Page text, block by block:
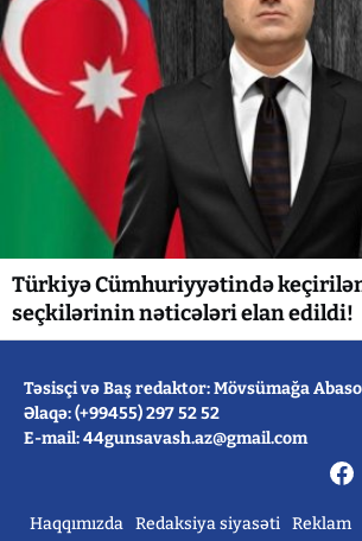
Türkiyə Cümhuriyyətində
seçkilərinin nəticələri elan edildi!
Təsisçi və Baş redaktor: Mövsümağa
Əlaqə: (+99455) 297 52 52
E-mail: 44gunsavash.az@gmail.com
Haqqımızda Redaksiya siyasəti Reklam